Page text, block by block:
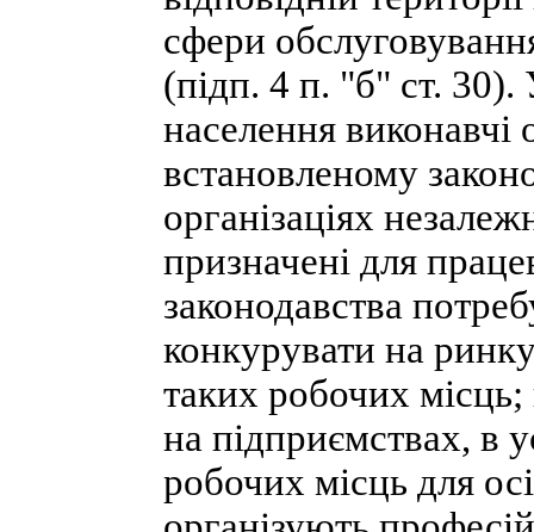
сфери
(підп. 4 п. "б" ст. 30).
населення
встановленому
організаціях
призначені для
законодавства
конкурувати на
таких робочих
на підприємствах, в
робочих місць для